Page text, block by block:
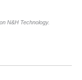
N&H Technology.